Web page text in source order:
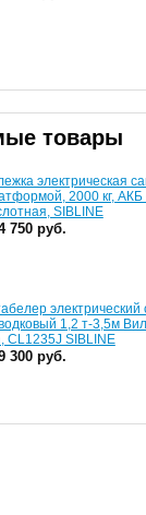
товары
электрическая
2000 кг, АКБ
SIBLINE
750 руб.
1,2 т-3,5м
CL1235J SIBLINE
300 руб.